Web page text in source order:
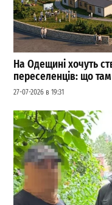
На Одещині хочуть
переселенців: що
27-07-2026 в 19:31